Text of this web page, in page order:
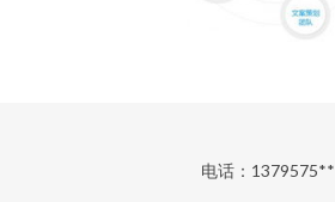
电话：1379575**